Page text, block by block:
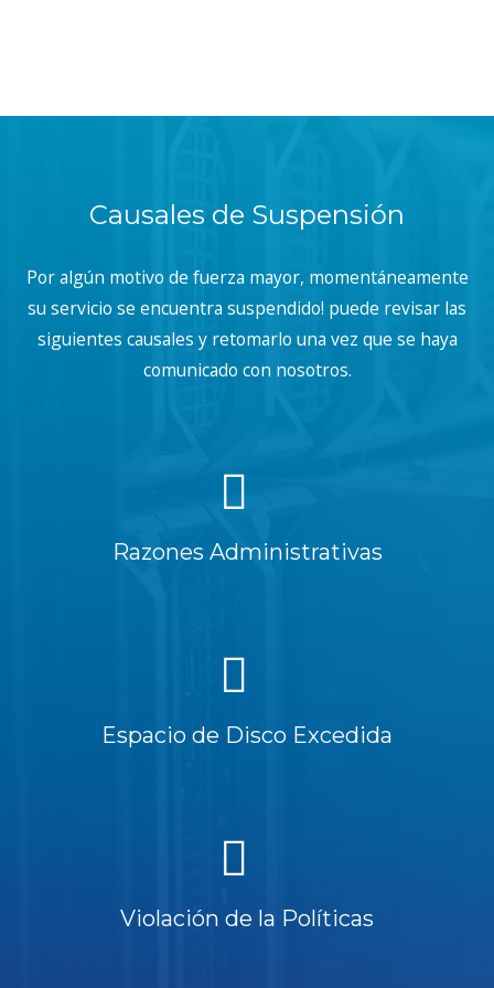
Causales de Suspensión
Por algún motivo de fuerza mayor, momentáneamente
su servicio se encuentra suspendido! puede revisar las
siguientes causales y retomarlo una vez que se haya
comunicado con nosotros.
Razones Administrativas
Espacio de Disco Excedida
Violación de la Políticas